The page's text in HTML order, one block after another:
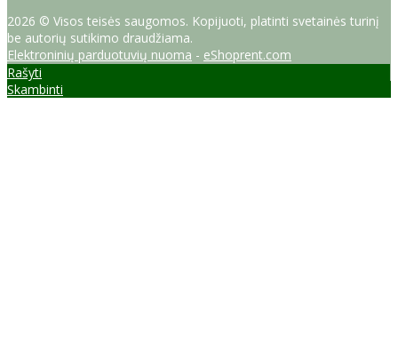
2026 © Visos teisės saugomos. Kopijuoti, platinti svetainės turinį
be autorių sutikimo draudžiama.
Elektroninių parduotuvių nuoma - eShoprent.com
Rašyti
Skambinti